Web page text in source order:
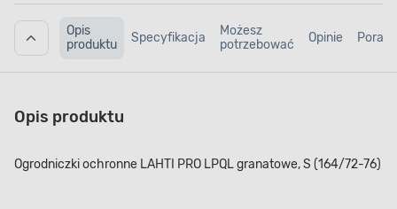
Opis
produktu
Specyfikacja
Możesz
potrzebować
Opinie Porady
Opis produktu
Ogrodniczki ochronne LAHTI PRO LPQL granatowe, S (164/72-76)